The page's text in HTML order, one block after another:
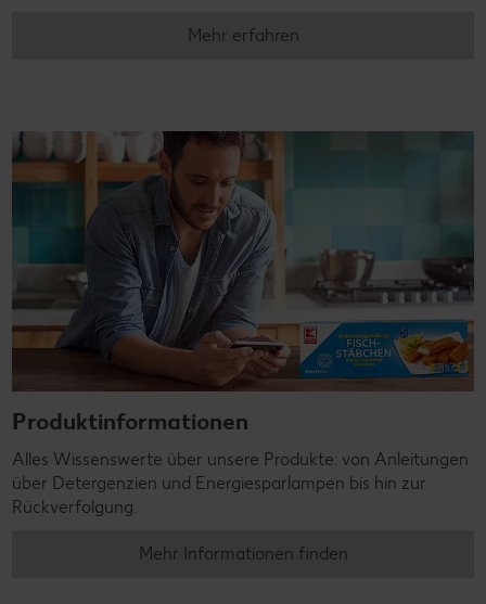
Mehr erfahren
Produktinformationen
Alles Wissenswerte über unsere Produkte: von Anleitungen
über Detergenzien und Energiesparlampen bis hin zur
Rückverfolgung.
Mehr Informationen finden